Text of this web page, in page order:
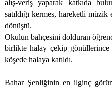
alış-veriş yaparak katkıda
satıldığı kermes, hareketli
dönüştü.
Okulun bahçesini dolduran
birlikte halay çekip gönüllerince
köşede halaya katıldı.
Bahar Şenliğinin en ilginç